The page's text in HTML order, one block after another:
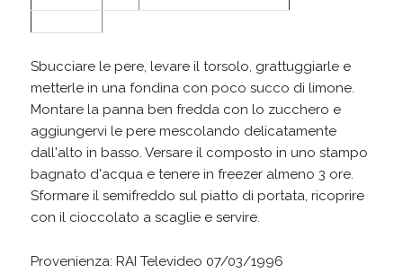
Sbucciare le pere, levare il torsolo, grattuggiarle e
metterle in una fondina con poco succo di limone.
Montare la panna ben fredda con lo zucchero e
aggiungervi le pere mescolando delicatamente
dall'alto in basso. Versare il composto in uno stampo
bagnato d'acqua e tenere in freezer almeno 3 ore.
Sformare il semifreddo sul piatto di portata, ricoprire
con il cioccolato a scaglie e servire.
Provenienza: RAI Televideo 07/03/1996